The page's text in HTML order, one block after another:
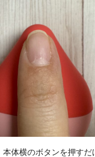
体横のボタンを押すだ